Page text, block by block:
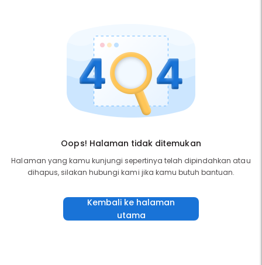
Oops! Halaman tidak ditemukan
Halaman yang kamu kunjungi sepertinya telah dipindahkan atau
dihapus, silakan hubungi kami jika kamu butuh bantuan.
Kembali ke halaman
utama